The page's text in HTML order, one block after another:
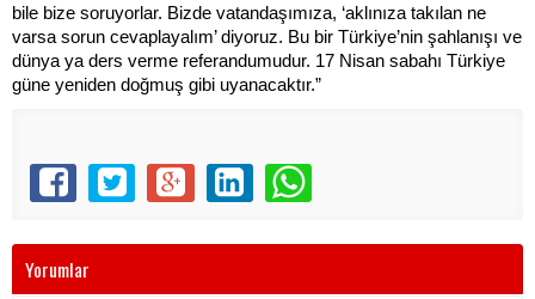
bile bize soruyorlar. Bizde vatandaşımıza, ‘aklınıza takılan ne
varsa sorun cevaplayalım’ diyoruz. Bu bir Türkiye’nin şahlanışı ve
dünya ya ders verme referandumudur. 17 Nisan sabahı Türkiye
güne yeniden doğmuş gibi uyanacaktır.”
Yorumlar